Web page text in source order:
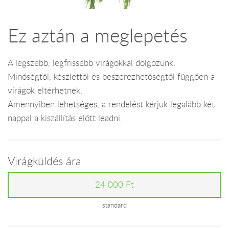
Ez aztán a meglepetés
A legszebb, legfrissebb virágokkal dolgozunk.
Minőségtől, készlettől és beszerezhetőségtől függően a
virágok eltérhetnek.
Amennyiben lehetséges, a rendelést kérjük legalább két
nappal a kiszállítás előtt leadni.
Virágküldés ára
24 000 Ft
standard